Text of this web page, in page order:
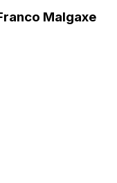
Malgaxe